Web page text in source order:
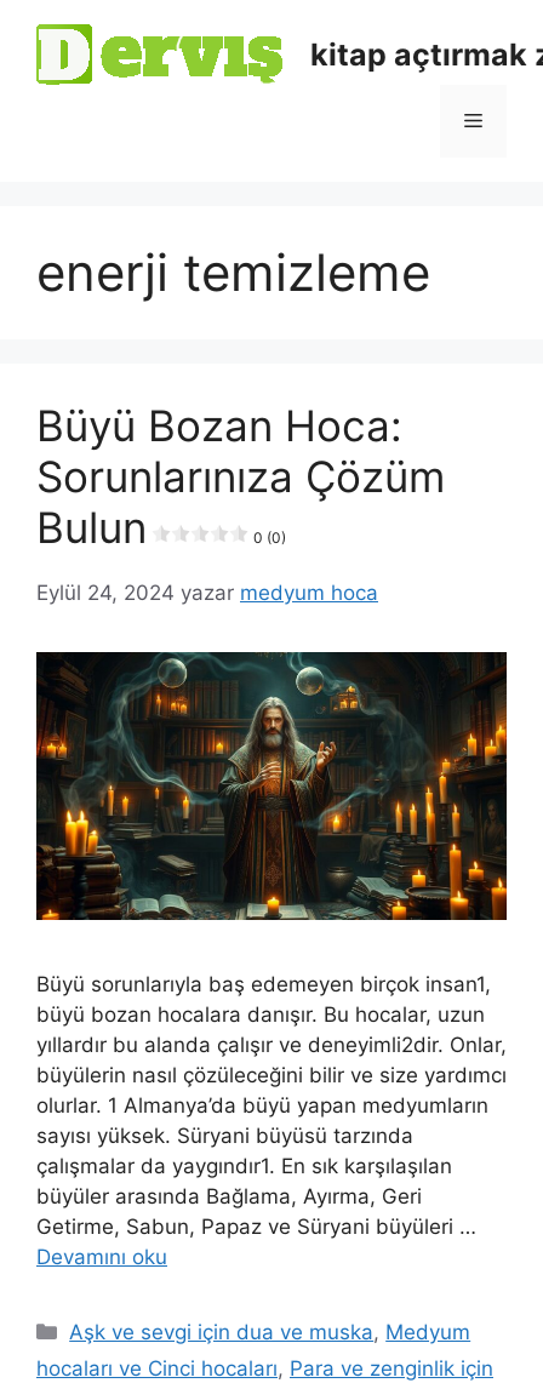
kitap açtırmak
enerji temizleme
Büyü Bozan Hoca:
Sorunlarınıza Çözüm
Bulun
0 (0)
Eylül 24, 2024 yazar medyum hoca
Büyü sorunlarıyla baş edemeyen birçok insan1,
büyü bozan hocalara danışır. Bu hocalar, uzun
yıllardır bu alanda çalışır ve deneyimli2dir. Onlar,
büyülerin nasıl çözüleceğini bilir ve size yardımcı
olurlar. 1 Almanya’da büyü yapan medyumların
sayısı yüksek. Süryani büyüsü tarzında
çalışmalar da yaygındır1. En sık karşılaşılan
büyüler arasında Bağlama, Ayırma, Geri
Getirme, Sabun, Papaz ve Süryani büyüleri …
Devamını oku
Aşk ve sevgi için dua ve muska, Medyum
hocaları ve Cinci hocaları, Para ve zenginlik için